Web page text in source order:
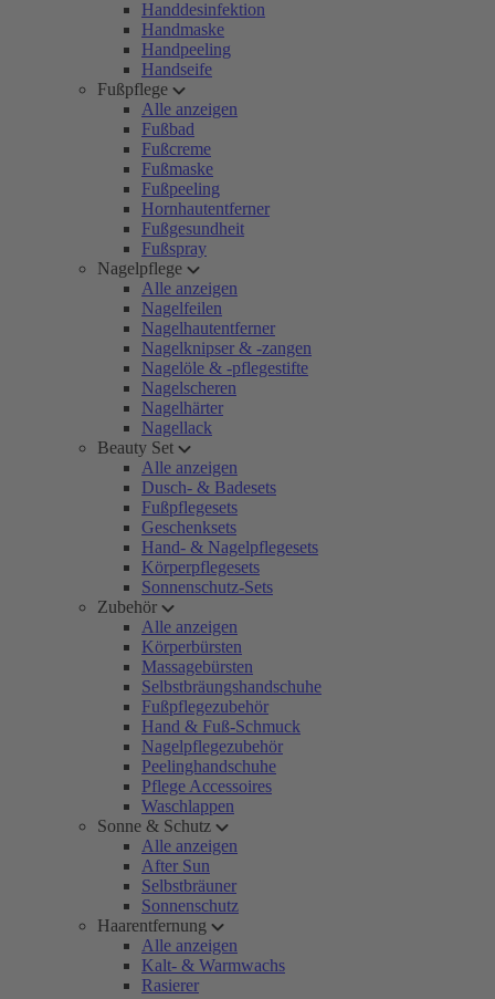
Handdesinfektion
Handmaske
Handpeeling
Handseife
Fußpflege
Alle anzeigen
Fußbad
Fußcreme
Fußmaske
Fußpeeling
Hornhautentferner
Fußgesundheit
Fußspray
Nagelpflege
Alle anzeigen
Nagelfeilen
Nagelhautentferner
Nagelknipser & -zangen
Nagelöle & -pflegestifte
Nagelscheren
Nagelhärter
Nagellack
Beauty Set
Alle anzeigen
Dusch- & Badesets
Fußpflegesets
Geschenksets
Hand- & Nagelpflegesets
Körperpflegesets
Sonnenschutz-Sets
Zubehör
Alle anzeigen
Körperbürsten
Massagebürsten
Selbstbräungshandschuhe
Fußpflegezubehör
Hand & Fuß-Schmuck
Nagelpflegezubehör
Peelinghandschuhe
Pflege Accessoires
Waschlappen
Sonne & Schutz
Alle anzeigen
After Sun
Selbstbräuner
Sonnenschutz
Haarentfernung
Alle anzeigen
Kalt- & Warmwachs
Rasierer